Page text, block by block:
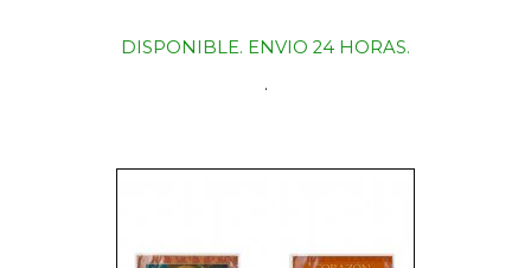
DISPONIBLE. ENVIO 24 HORAS.
.